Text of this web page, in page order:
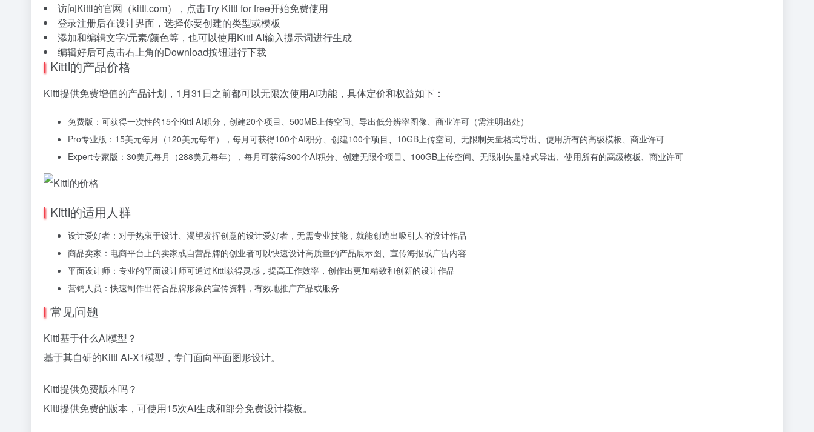
访问Kittl的官网（kittl.com），点击Try Kittl for free开始免费使用
登录注册后在设计界面，选择你要创建的类型或模板
添加和编辑文字/元素/颜色等，也可以使用Kittl AI输入提示词进行生成
编辑好后可点击右上角的Download按钮进行下载
Kittl的产品价格
Kittl提供免费增值的产品计划，1月31日之前都可以无限次使用AI功能，具体定价和权益如下：
免费版：可获得一次性的15个Kittl AI积分，创建20个项目、500MB上传空间、导出低分辨率图像、商业许可（需注明出处）
Pro专业版：15美元每月（120美元每年），每月可获得100个AI积分、创建100个项目、10GB上传空间、无限制矢量格式导出、使用所有的高级模板、商业许可
Expert专家版：30美元每月（288美元每年），每月可获得300个AI积分、创建无限个项目、100GB上传空间、无限制矢量格式导出、使用所有的高级模板、商业许可
Kittl的适用人群
设计爱好者：对于热衷于设计、渴望发挥创意的设计爱好者，无需专业技能，就能创造出吸引人的设计作品
商品卖家：电商平台上的卖家或自营品牌的创业者可以快速设计高质量的产品展示图、宣传海报或广告内容
平面设计师：专业的平面设计师可通过Kittl获得灵感，提高工作效率，创作出更加精致和创新的设计作品
营销人员：快速制作出符合品牌形象的宣传资料，有效地推广产品或服务
常见问题
Kittl基于什么AI模型？
基于其自研的Kittl AI-X1模型，专门面向平面图形设计。
Kittl提供免费版本吗？
Kittl提供免费的版本，可使用15次AI生成和部分免费设计模板。